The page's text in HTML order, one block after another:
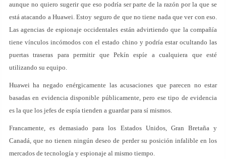
aunque no quiero sugerir que eso podría ser parte de la razón por la que se
está atacando a Huawei. Estoy seguro de que no tiene nada que ver con eso.
Las agencias de espionaje occidentales están advirtiendo que la compañía
tiene vínculos incómodos con el estado chino y podría estar ocultando las
puertas traseras para permitir que Pekín espíe a cualquiera que esté
utilizando su equipo.
Huawei ha negado enérgicamente las acusaciones que parecen no estar
basadas en evidencia disponible públicamente, pero ese tipo de evidencia
es la que los jefes de espía tienden a guardar para sí mismos.
Francamente, es demasiado para los Estados Unidos, Gran Bretaña y
Canadá, que no tienen ningún deseo de perder su posición infalible en los
mercados de tecnología y espionaje al mismo tiempo.